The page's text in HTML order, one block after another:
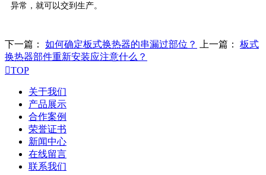
异常，就可以交到生产。
下一篇： 如何确定板式换热器的串漏过部位？ 上一篇： 板式
换热器部件重新安装应注意什么？
TOP
关于我们
产品展示
合作案例
荣誉证书
新闻中心
在线留言
联系我们